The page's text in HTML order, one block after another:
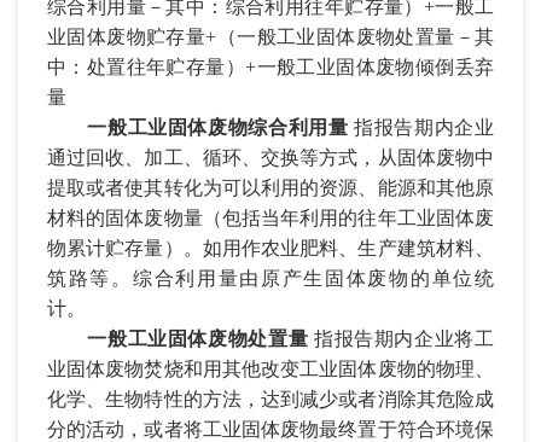
综合利用量－其中：综合利用往年贮存量） +一般工
业固体废物贮存量+ （一般工业固体废物处置量－其
中：处置往年贮存量）+一般工业固体废物倾倒丢弃
量
一般工业固体废物综合利用量 指报告期内企业
通过回收、加工、循环、交换等方式，从固体废物中
提取或者使其转化为可以利用的资源、能源和其他原
材料的固体废物量（包括当年利用的往年工业固体废
物累计贮存量）。如用作农业肥料、生产建筑材料、
筑路等。综合利用量由原产生固体废物的单位统
计。
一般工业固体废物处置量 指报告期内企业将工
业固体废物焚烧和用其他改变工业固体废物的物理、
化学、生物特性的方法，达到减少或者消除其危险成
分的活动，或者将工业固体废物最终置于符合环境保